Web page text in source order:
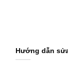
Hướng dẫn